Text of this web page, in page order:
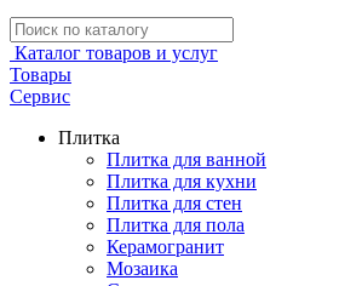
Каталог товаров и услуг
Товары
Сервис
Плитка
Плитка для ванной
Плитка для кухни
Плитка для стен
Плитка для пола
Керамогранит
Мозаика